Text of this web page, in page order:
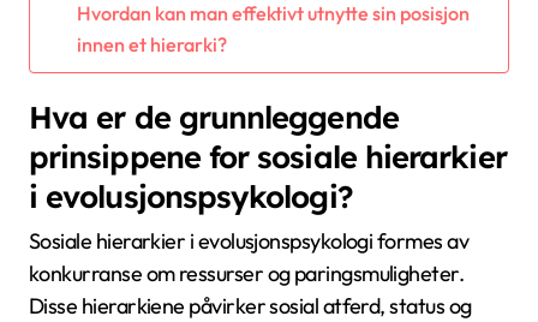
Hvordan kan man effektivt utnytte sin posisjon
innen et hierarki?
Hva er de grunnleggende
prinsippene for sosiale hierarkier
i evolusjonspsykologi?
Sosiale hierarkier i evolusjonspsykologi formes av
konkurranse om ressurser og paringsmuligheter.
Disse hierarkiene påvirker sosial atferd, status og